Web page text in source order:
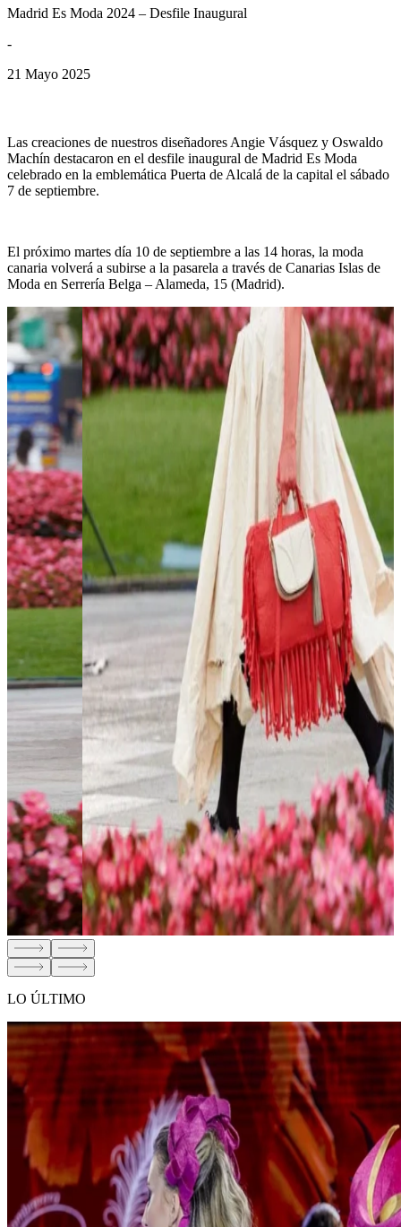
Madrid Es Moda 2024 – Desfile Inaugural
-
21 Mayo 2025
Las creaciones de nuestros diseñadores Angie Vásquez y Oswaldo
Machín destacaron en el desfile inaugural de Madrid Es Moda
celebrado en la emblemática Puerta de Alcalá de la capital el sábado
7 de septiembre.
El próximo martes día 10 de septiembre a las 14 horas, la moda
canaria volverá a subirse a la pasarela a través de Canarias Islas de
Moda en Serrería Belga – Alameda, 15 (Madrid).
LO ÚLTIMO